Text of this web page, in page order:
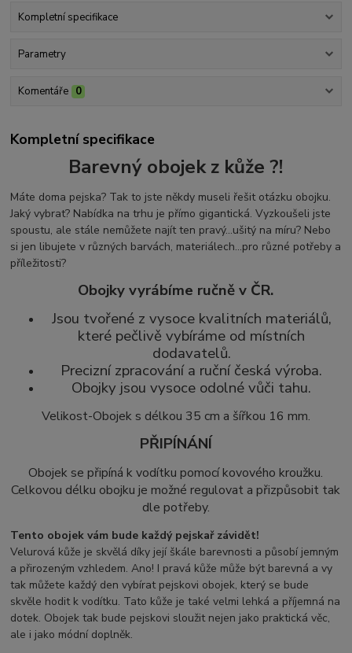
Kompletní specifikace
Parametry
Komentáře 0
Kompletní specifikace
Barevný obojek z kůže ?!
Máte doma pejska? Tak to jste někdy museli řešit otázku obojku.
Jaký vybrat? Nabídka na trhu je přímo gigantická. Vyzkoušeli jste
spoustu, ale stále nemůžete najít ten pravý...ušitý na míru? Nebo
si jen libujete v různých barvách, materiálech...pro různé potřeby a
příležitosti?
Obojky vyrábíme ručně v ČR.
Jsou tvořené z vysoce kvalitních materiálů,
které pečlivě vybíráme od místních
dodavatelů.
Precizní zpracování a ruční česká výroba.
Obojky jsou vysoce odolné vůči tahu.
Velikost-Obojek s délkou 35 cm a šířkou 16 mm.
PŘIPÍNÁNÍ
Obojek se připíná k vodítku pomocíkovového kroužku.
Celkovou délku obojku je možné regulovat a přizpůsobit tak
dle potřeby.
Tento obojek vám bude každý pejskař závidět!
Velurová kůže je skvělá díky její škále barevnosti a působí jemným
a přirozeným vzhledem. Ano! I pravá kůže může být barevná a vy
tak můžete každý den vybírat pejskovi obojek, který se bude
skvěle hodit k vodítku. Tato kůže je také velmi lehká a příjemná na
dotek. Obojek tak bude pejskovi sloužit nejen jako praktická věc,
ale i jako módní doplněk.